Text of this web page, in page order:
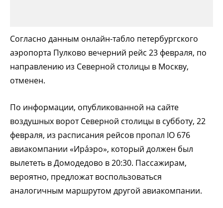
Согласно данным онлайн-табло петербургского
аэропорта Пулково вечерний рейс 23 февраля, по
направлению из Северной столицы в Москву,
отменен.
По информации, опубликованной на сайте
воздушных ворот Северной столицы в субботу, 22
февраля, из расписания рейсов пропал IO 676
авиакомпании «Ира́эро», который должен был
вылететь в Домодедово в 20:30. Пассажирам,
вероятно, предложат воспользоваться
аналогичным маршрутом другой авиакомпании.